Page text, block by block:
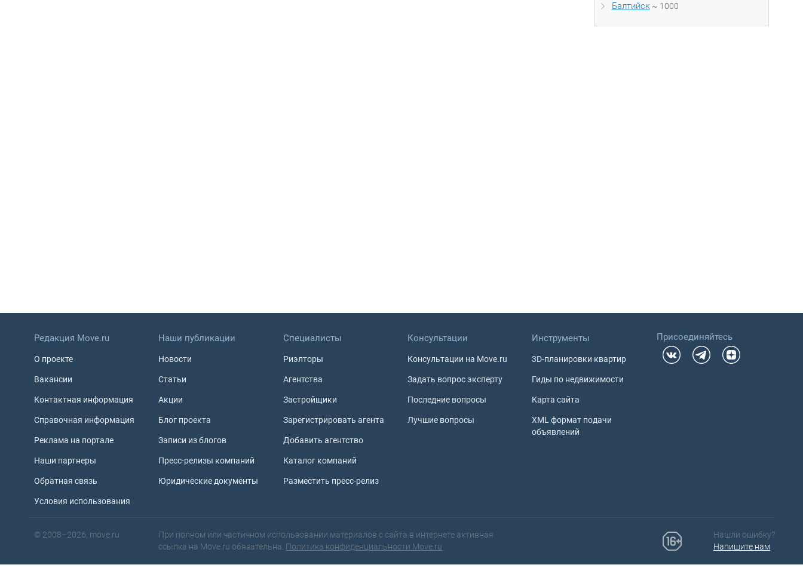
Балтийск ~ 1000
Редакция Move.ru
О проекте
Вакансии
Контактная информация
Справочная информация
Реклама на портале
Наши партнеры
Обратная связь
Условия использования
Наши публикации
Новости
Статьи
Акции
Блог проекта
Записи из блогов
Пресс-релизы компаний
Юридические документы
Специалисты
Риэлторы
Агентства
Застройщики
Зарегистрировать агента
Добавить агентство
Каталог компаний
Разместить пресс-релиз
Консультации
Консультации на Move.ru
Задать вопрос эксперту
Последние вопросы
Лучшие вопросы
Инструменты
3D-планировки квартир
Гиды по недвижимости
Карта сайта
XML формат подачи
объявлений
Присоединяйтесь
© 2008–2026, move.ru
Нашли ошибку?
Напишите нам
При полном или частичном использовании материалов с сайта в интернете активная
ссылка на Move.ru обязательна. Политика конфиденциальности Move.ru